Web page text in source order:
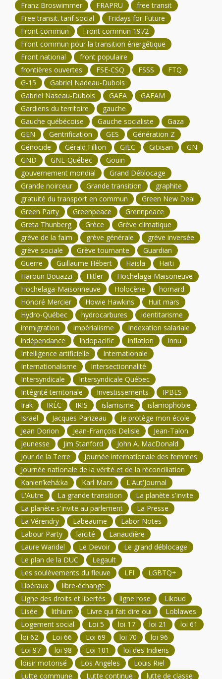
Franz Broswimmer
FRAPRU
free transit
Free transit. tarif social
Fridays for Future
Front commun
Front commun 1972
Front commun pour la transition énergétique
Front national
front populaire
frontières ouvertes
FSE-CSQ FSSS
FTQ
G-15
Gabriel Nadeau-Dubois
Gabriel Naseau-Dubois
GAFA
GAFAM
Gardiens du territoire
gauche
Gauche québécoise
Gauche socialiste
Gaza
GEN
Gentrification GES
Génération Z
Génocide
Gérald Fillion GIEC Gitxsan
GN
GND
GNL-Québec
Gouin
gouvernement mondial
Grand Déblocage
Grande noirceur
Grande transition
graphite
gratuité du transport en commun
Green New Deal
Green Party
Greenpeace
Grennpeace
Greta Thunberg
Grèce
Grève climatique
grève de la faim
grève générale
grève inversée
grève sociale
Grève tournante
Guardian
Guerre
Guillaume Hébert Haisla
Haïti
Haroun Bouazzi
Hitler
Hochelaga-Maisoneuve
Hochelaga-Maisonneuve
Holocène
homard
Honoré Mercier
Howie Hawkins
Huit mars
Hydro-Québec
hydrocarbures
identitarisme
immigration
impérialisme
Indexation salariale
indépendance
Indopacific inflation
Innu
Intelligence artificielle
Internationale
Internationalisme
Intersectionnalité
Intersyndicale
Intersyndicale Québec
Intégrité territoriale
Investissements
IPBES
Irak
IRÉC IRIS islamisme
islamophobie
Israël
Jacques Parizeau
Je protège mon école
Jean Dorion
Jean-François Delisle
Jean-Talon
jeunesse
Jim Stanford
John A. MacDonald
Jour de la Terre
Journée internationale des femmes
Journée nationale de la vérité et de la réconciliation
Kanien’kehá:ka
Karl Marx
L'Aut'Journal
L'Autre
La grande transition
La planète s'invite
La planète s'invite au parlement
La Presse
La Vérendry
Labeaume
Labor Notes
Labour Party
laïcité
Lanaudière
Laure Waridel
Le Devoir
Le grand déblocage
Le plan de la DUC
Legault
Les soulèvements du fleuve
LFI
LGBTQ+
Libéraux
libre-échange
Ligne des droits et libertés
ligne rose
Likoud
Lisée
lithium Livre qui fait dire oui
Loblawes
Logement social
Loi 5 loi 17 loi 21
loi 61
loi 62
Loi 66 Loi 69 loi 70
loi 96
Loi 97
loi 98 Loi 101
loi des Indiens
loisir motorisé
Los Angeles
Louis Riel
Lutte commune
Lutte continue lutte de classe